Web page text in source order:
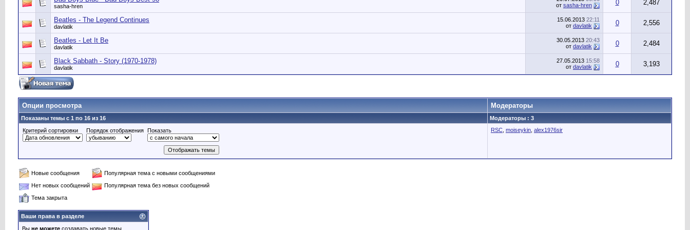
sasha-hren
от sasha-hren 0 2,487
Beatles - The Legend Continues
davlatik
15.06.2013 22:11
от davlatik 0 2,556
Beatles - Let It Be
davlatik
30.05.2013 20:43
от davlatik 0 2,484
Black Sabbath - Story (1970-1978)
davlatik
27.05.2013 15:58
от davlatik 0 3,193
Опции просмотра Модераторы
Показаны темы с 1 по 16 из 16
Модераторы : 3
Критерий сортировки
Порядок отображения Показать RSC moiseykin alex1976sir
Новые сообщения
Популярная тема с новыми сообщениями
Нет новых сообщений
Популярная тема без новых сообщений
Тема закрыта
Ваши права в разделе
Вы не можете создавать новые темы